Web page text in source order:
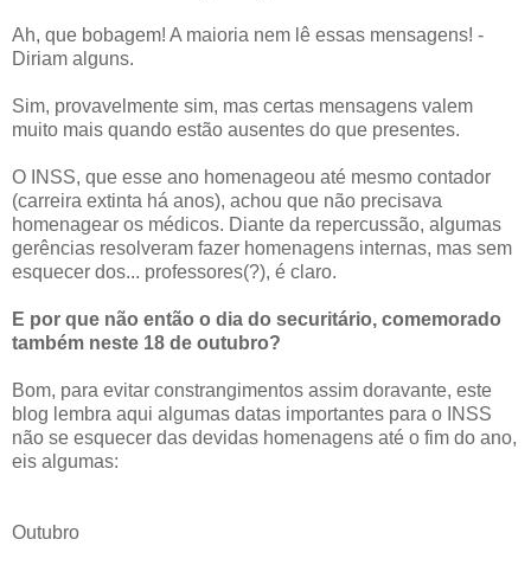
Ah, que bobagem! A maioria nem lê essas mensagens! -
Diriam alguns.
Sim, provavelmente sim, mas certas mensagens valem
muito mais quando estão ausentes do que presentes.
O INSS, que esse ano homenageou até mesmo contador
(carreira extinta há anos), achou que não precisava
homenagear os médicos. Diante da repercussão, algumas
gerências resolveram fazer homenagens internas, mas sem
esquecer dos... professores(?), é claro.
E por que não então o dia do securitário, comemorado
também neste 18 de outubro?
Bom, para evitar constrangimentos assim doravante, este
blog lembra aqui algumas datas importantes para o INSS
não se esquecer das devidas homenagens até o fim do ano,
eis algumas:
Outubro